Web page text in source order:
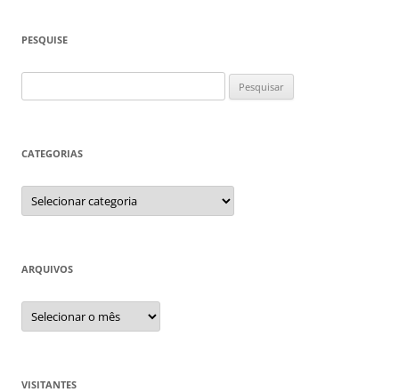
PESQUISE
por:
CATEGORIAS
Categorias
ARQUIVOS
Arquivos
VISITANTES